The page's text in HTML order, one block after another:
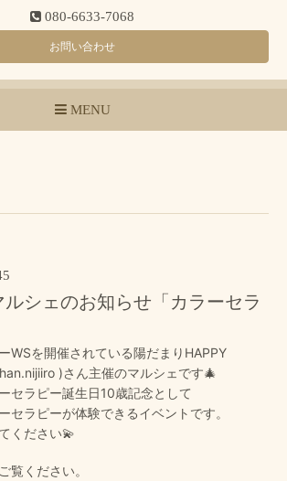
080-6633-7068
お問い合わせ
MENU
ルシェのお知らせ「カラーセラ
WSを開催されている陽だまりHAPPY
)さん主催のマルシェです🎄
セラピー誕生日10歳記念として
セラピーが体験できるイベントです。
ください💫
覧ください。